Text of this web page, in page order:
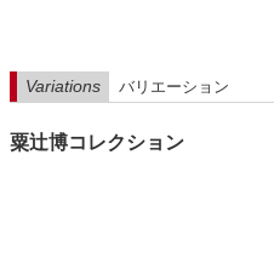
Variations バリエーション
粟辻博コレクション